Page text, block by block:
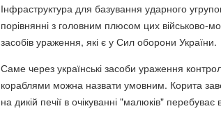
Інфраструктура для базування ударного
порівнянні з головним плюсом цих військово-
засобів ураження, які є у Сил оборони України.
Саме через українські засоби ураження
кораблями можна назвати умовним. Корита
на дикій печії в очікуванні "малюків"